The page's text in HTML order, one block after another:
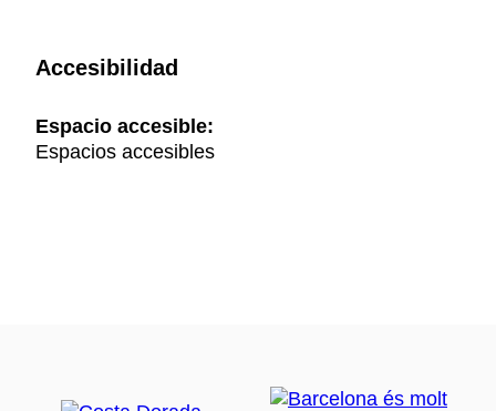
Accesibilidad
Espacio accesible:
Espacios accesibles